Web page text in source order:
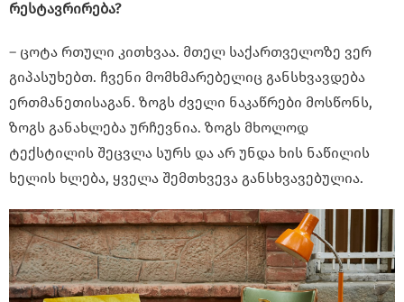
რესტავრირება?
– ცოტა რთული კითხვაა. მთელ საქართველოზე ვერ
გიპასუხებთ. ჩვენი მომხმარებელიც განსხვავდება
ერთმანეთისაგან. ზოგს ძველი ნაკაწრები მოსწონს,
ზოგს განახლება ურჩევნია. ზოგს მხოლოდ
ტექსტილის შეცვლა სურს და არ უნდა ხის ნაწილის
ხელის ხლება, ყველა შემთხვევა განსხვავებულია.